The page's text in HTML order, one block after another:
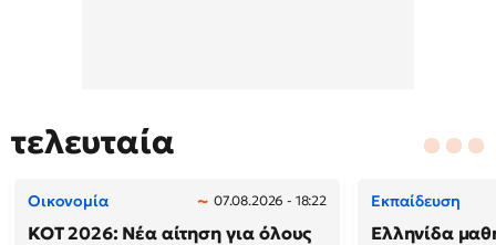
τελευταία
Οικονομία 07.08.2026 - 18:22
ΚΟΤ 2026: Νέα αίτηση για όλους
Εκπαίδευση
Ελληνίδα